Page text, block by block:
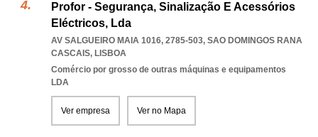
Profor - Segurança, Sinalização E Acessórios
Eléctricos, Lda
AV SALGUEIRO MAIA 1016, 2785-503, SAO DOMINGOS RANA
CASCAIS, LISBOA
Comércio por grosso de outras máquinas e equipamentos
LDA
Ver empresa Ver no Mapa